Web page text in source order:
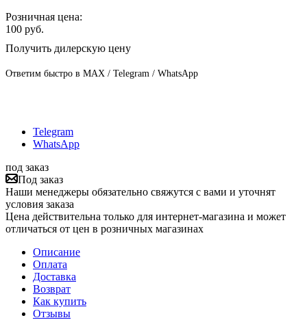
Розничная цена:
100 руб.
Получить дилерскую цену
Ответим быстро в MAX / Telegram / WhatsApp
Telegram
WhatsApp
под заказ
Под заказ
Наши менеджеры обязательно свяжутся с вами и уточнят
условия заказа
Цена действительна только для интернет-магазина и может
отличаться от цен в розничных магазинах
Описание
Оплата
Доставка
Возврат
Как купить
Отзывы